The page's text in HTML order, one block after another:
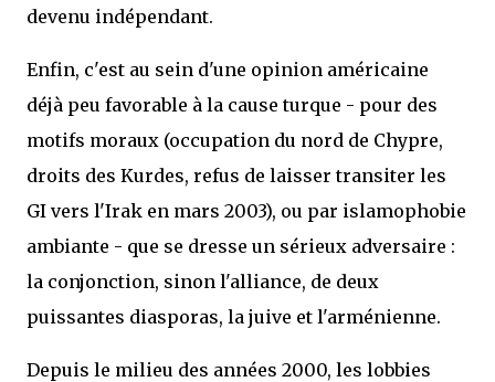
devenu indépendant.
Enfin, c'est au sein d'une opinion américaine
déjà peu favorable à la cause turque - pour des
motifs moraux (occupation du nord de Chypre,
droits des Kurdes, refus de laisser transiter les
GI vers l'Irak en mars 2003), ou par islamophobie
ambiante - que se dresse un sérieux adversaire :
la conjonction, sinon l'alliance, de deux
puissantes diasporas, la juive et l'arménienne.
Depuis le milieu des années 2000, les lobbies